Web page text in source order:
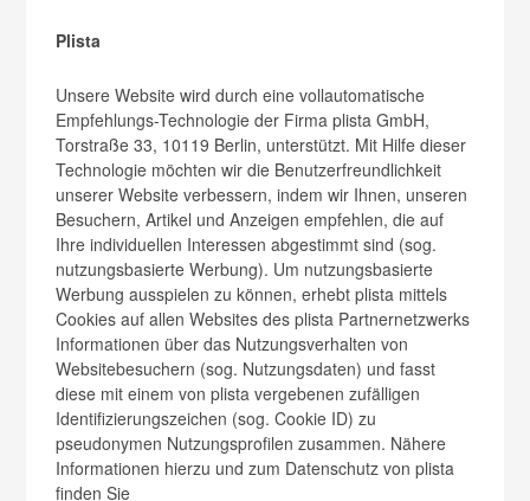
Plista
Unsere Website wird durch eine vollautomatische
Empfehlungs-Technologie der Firma plista GmbH,
Torstraße 33, 10119 Berlin, unterstützt. Mit Hilfe dieser
Technologie möchten wir die Benutzerfreundlichkeit
unserer Website verbessern, indem wir Ihnen, unseren
Besuchern, Artikel und Anzeigen empfehlen, die auf
Ihre individuellen Interessen abgestimmt sind (sog.
nutzungsbasierte Werbung). Um nutzungsbasierte
Werbung ausspielen zu können, erhebt plista mittels
Cookies auf allen Websites des plista Partnernetzwerks
Informationen über das Nutzungsverhalten von
Websitebesuchern (sog. Nutzungsdaten) und fasst
diese mit einem von plista vergebenen zufälligen
Identifizierungszeichen (sog. Cookie ID) zu
pseudonymen Nutzungsprofilen zusammen. Nähere
Informationen hierzu und zum Datenschutz von plista
finden Sie